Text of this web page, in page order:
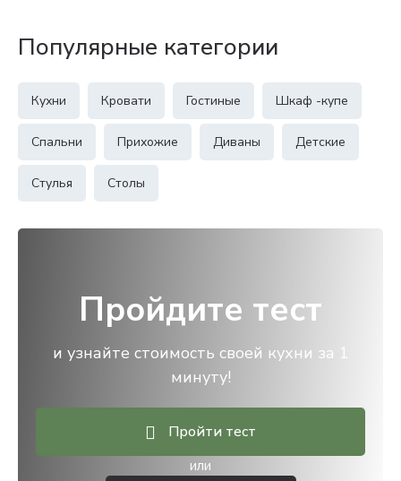
Популярные категории
Кухни Кровати Гостиные Шкаф -купе
Спальни Прихожие Диваны Детские
Стулья Столы
Пройдите тест
и узнайте стоимость своей кухни за 1
минуту!
Пройти тест
или